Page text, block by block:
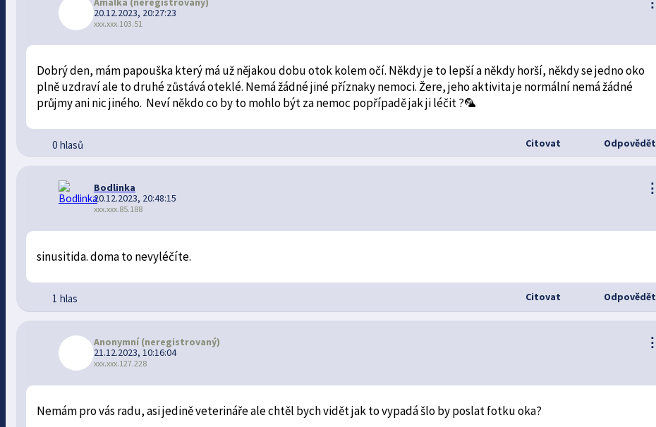
20.12.2023, 20:27:23
xxx.xxx.103.51
Dobrý den, mám papouška který má už nějakou dobu otok kolem očí. Někdy je to lepší a někdy horší, někdy se jedno oko
plně uzdraví ale to druhé zůstává oteklé. Nemá žádné jiné příznaky nemoci. Žere, jeho aktivita je normální nemá žádné
průjmy ani nic jiného. Neví někdo co by to mohlo být za nemoc popřípadě jak ji léčit ?🦜
0 hlasů Citovat Odpovědět
⋮
Bodlinka
20.12.2023, 20:48:15
xxx.xxx.85.188
sinusitida. doma to nevyléčíte.
1 hlas Citovat Odpovědět
⋮
Anonymní(neregistrovaný)
21.12.2023, 10:16:04
xxx.xxx.127.228
Nemám pro vás radu, asi jedině veterináře ale chtěl bych vidět jak to vypadá šlo by poslat fotku oka?